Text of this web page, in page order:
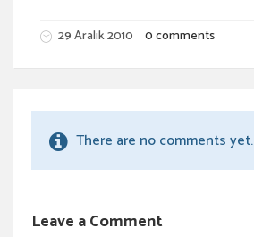
29 Aralık 2010 0 comments
There are no comments yet.
Leave a Comment